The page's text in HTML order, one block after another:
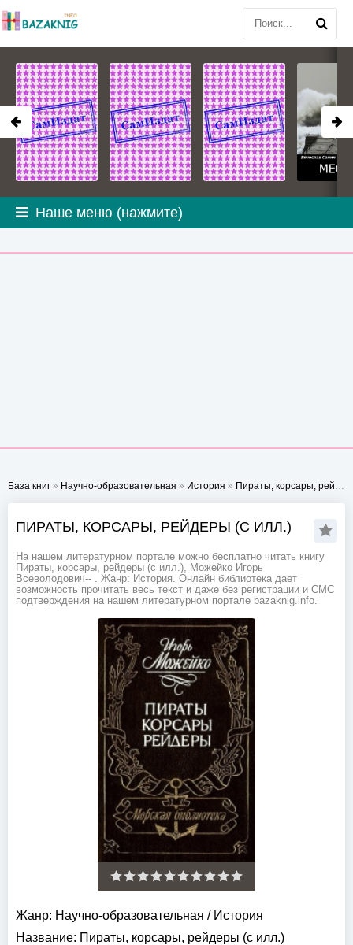
Наше меню (нажмите)
База книг » Научно-образовательная » История » Пираты, корсары, рейдеры (с илл.)
ПИРАТЫ, КОРСАРЫ, РЕЙДЕРЫ (С ИЛЛ.)
На нашем литературном портале можно бесплатно читать книгу
Пираты, корсары, рейдеры (с илл.), Можейко Игорь
Всеволодович-- . Жанр: История. Онлайн библиотека дает
возможность прочитать весь текст и даже без регистрации и СМС
подтверждения на нашем литературном портале bazaknig.info.
Жанр: Научно-образовательная / История
Название: Пираты, корсары, рейдеры (с илл.)